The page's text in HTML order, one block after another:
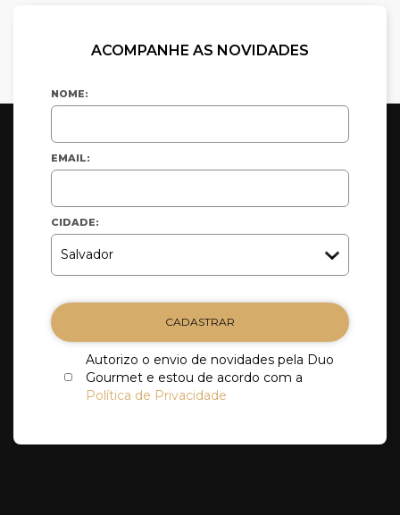
ACOMPANHE AS NOVIDADES
NOME:
EMAIL:
CIDADE:
CADASTRAR
Autorizo o envio de novidades pela Duo
Gourmet e estou de acordo com a
Política de Privacidade